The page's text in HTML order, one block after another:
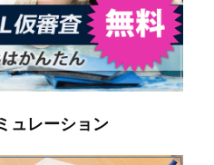
ュレーション